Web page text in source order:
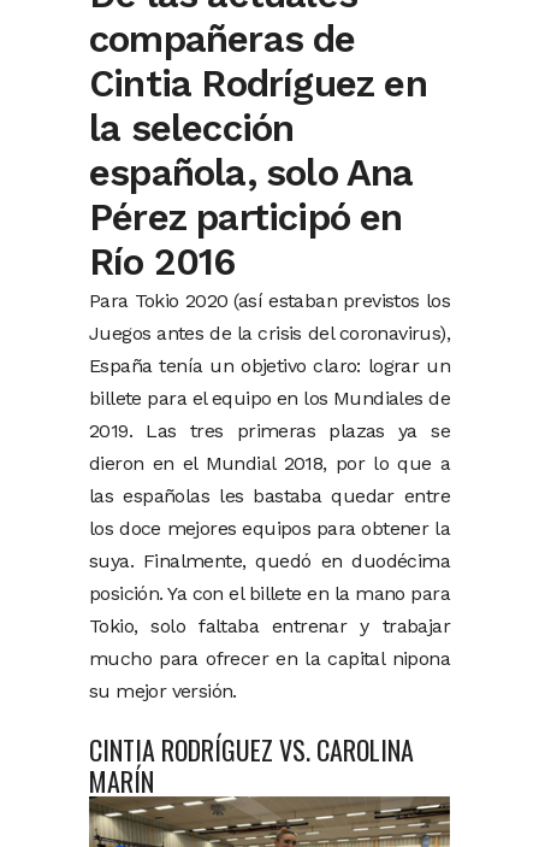
compañeras de
Cintia Rodríguez en
la selección
española, solo Ana
Pérez participó en
Río 2016
Para Tokio 2020 (así estaban previstos los
Juegos antes de la crisis del coronavirus),
España tenía un objetivo claro: lograr un
billete para el equipo en los Mundiales de
2019. Las tres primeras plazas ya se
dieron en el Mundial 2018, por lo que a
las españolas les bastaba quedar entre
los doce mejores equipos para obtener la
suya. Finalmente, quedó en duodécima
posición. Ya con el billete en la mano para
Tokio, solo faltaba entrenar y trabajar
mucho para ofrecer en la capital nipona
su mejor versión.
CINTIA RODRÍGUEZ VS. CAROLINA
MARÍN